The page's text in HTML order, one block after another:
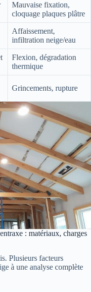
Mauvaise fixation,
cloquage plaques plâtre
Affaissement,
infiltration neige/eau
Flexion, dégradation
thermique
Grincements, rupture
: matériaux, charges
Plusieurs facteurs
à une analyse complète